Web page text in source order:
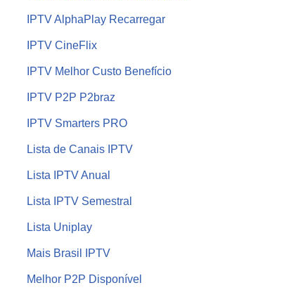
IPTV AlphaPlay Recarregar
IPTV CineFlix
IPTV Melhor Custo Benefício
IPTV P2P P2braz
IPTV Smarters PRO
Lista de Canais IPTV
Lista IPTV Anual
Lista IPTV Semestral
Lista Uniplay
Mais Brasil IPTV
Melhor P2P Disponível